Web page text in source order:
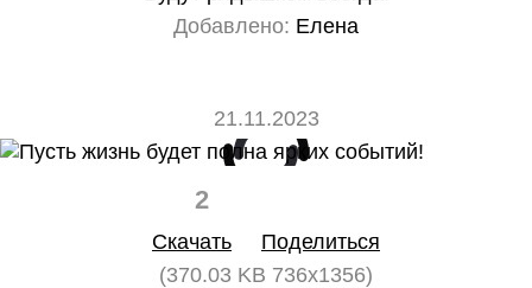
Добавлено: Елена
21.11.2023
2
Скачать
Поделиться
(370.03 KB 736x1356)